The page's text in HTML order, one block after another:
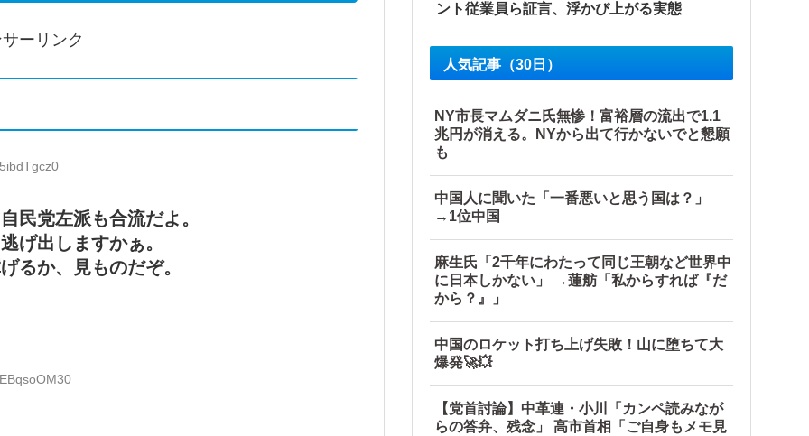
ーリンク
民党左派も合流だよ。
げ出しますかぁ。
るか、見ものだぞ。
ント従業員ら証言、浮かび上がる実態
人気記事（30日）
NY市長マムダニ氏無惨！富裕層の流出で1.1
兆円が消える。NYから出て行かないでと懇願
も
中国人に聞いた「一番悪いと思う国は？」
→1位中国
麻生氏「2千年にわたって同じ王朝など世界中
に日本しかない」 →蓮舫「私からすれば『だ
から？』」
中国のロケット打ち上げ失敗！山に堕ちて大
爆発🚀💥
【党首討論】中革連・小川「カンペ読みなが
らの答弁、残念」 高市首相「ご自身もメモ見